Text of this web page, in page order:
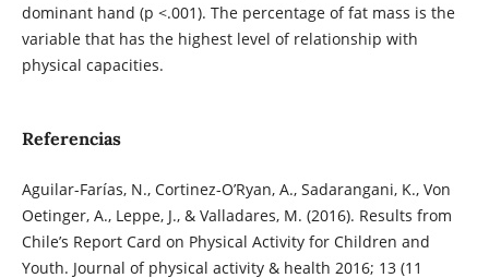
dominant hand (p <.001). The percentage of fat mass is the
variable that has the highest level of relationship with
physical capacities.
Referencias
Aguilar-Farías, N., Cortinez-O’Ryan, A., Sadarangani, K., Von
Oetinger, A., Leppe, J., & Valladares, M. (2016). Results from
Chile’s Report Card on Physical Activity for Children and
Youth. Journal of physical activity & health 2016; 13 (11